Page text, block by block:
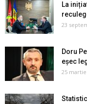
La
23
Doru
eșec
25 martie